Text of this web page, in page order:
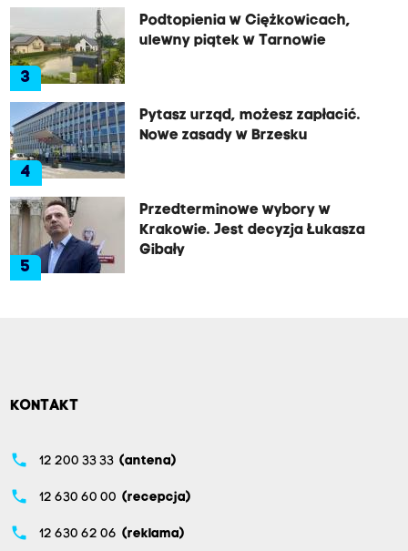
3
Podtopienia w Ciężkowicach,
ulewny piątek w Tarnowie
4
Pytasz urząd, możesz zapłacić.
Nowe zasady w Brzesku
5
Przedterminowe wybory w
Krakowie. Jest decyzja Łukasza
Gibały
KONTAKT
phone 12 200 33 33 (antena)
phone 12 630 60 00 (recepcja)
phone 12 630 62 06 (reklama)